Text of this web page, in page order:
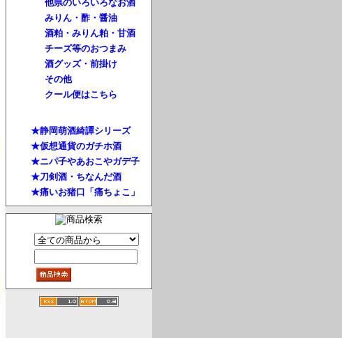
他県のいろいろなお酒
みりん・酢・醤油
酒粕・みりん粕・甘酒
チーズ等のおつまみ
酒グッズ・前掛け
その他
クール便はこちら
★静岡萌酒綺譚シリーズ
★仮想通貨のガチホ酒
★ニパ子やあおこやガデ子
★刀剣酒・ちなんだ酒
★痛いお猪口「痛ちょこ」